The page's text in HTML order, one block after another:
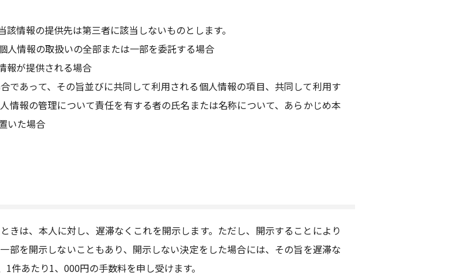
情報の提供先は第三者に該当しないものとします。
人情報の取扱いの全部または一部を委託する場合
報が提供される場合
であって、その旨並びに共同して利用される個人情報の項目、共同して利用す
情報の管理について責任を有する者の氏名または名称について、あらかじめ本
いた場合
きは、本人に対し、遅滞なくこれを開示します。ただし、開示することにより
部を開示しないこともあり、開示しない決定をした場合には、その旨を遅滞な
件あたり1、000円の手数料を申し受けます。